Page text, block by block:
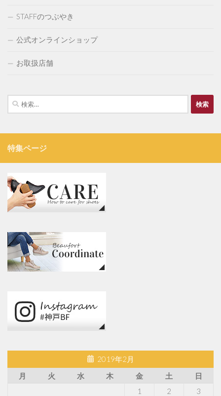
STAFFのつぶやき
公式オンラインショップ
お取扱店舗
検
索:
特集ページ
2019年2月
月
火 水 木 金 土
日
1
2
3